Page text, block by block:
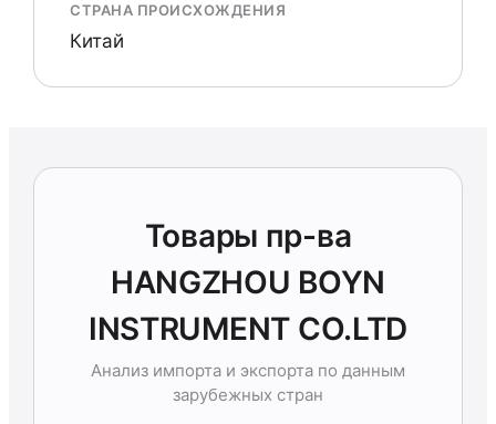
СТРАНА ПРОИСХОЖДЕНИЯ
Китай
Товары пр-ва
HANGZHOU BOYN
INSTRUMENT CO.LTD
Анализ импорта и экспорта по данным
зарубежных стран